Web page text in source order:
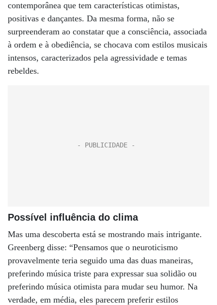
contemporânea que tem características otimistas,
positivas e dançantes. Da mesma forma, não se
surpreenderam ao constatar que a consciência, associada
à ordem e à obediência, se chocava com estilos musicais
intensos, caracterizados pela agressividade e temas
rebeldes.
Possível influência do clima
Mas uma descoberta está se mostrando mais intrigante.
Greenberg disse: “Pensamos que o neuroticismo
provavelmente teria seguido uma das duas maneiras,
preferindo música triste para expressar sua solidão ou
preferindo música otimista para mudar seu humor. Na
verdade, em média, eles parecem preferir estilos